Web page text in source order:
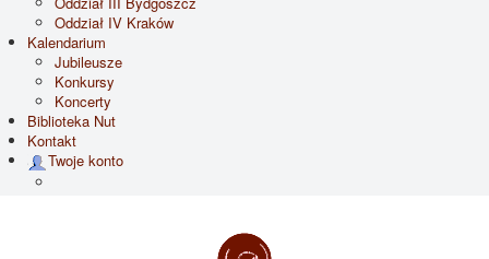
Oddział IV Kraków
Kalendarium
Jubileusze
Konkursy
Koncerty
Biblioteka Nut
Kontakt
Twoje konto